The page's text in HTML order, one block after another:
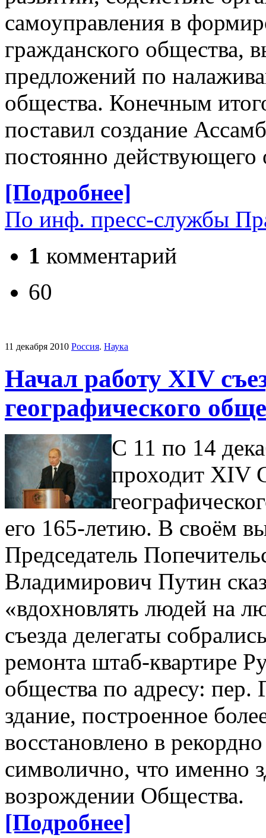
самоуправления в
гражданского общества,
предложений по
общества. Конечным
поставил создание
постоянно действующего
[Подробнее]
По инф. пресс-службы
1 комментарий
60
11 декабря 2010 Россия. Наука
Начал работу XIV
географического
С 11 по 14
проходит XIV
его 165-летию. В своём
Председатель
Владимирович Путин
«вдохновлять людей на
съезда делегаты
ремонта штаб-квартире
общества по адресу: пер.
здание, построенное
восстановлено в
символично, что именно
возрождении Общества.
[Подробнее]